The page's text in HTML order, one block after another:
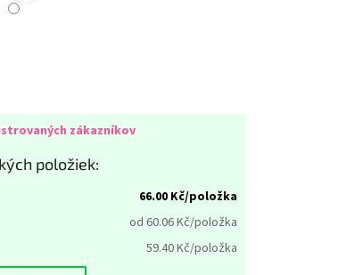
zákazníkov
položiek:
66.00 Kč/položka
od 60.06Kč/položka
59.40Kč/položka